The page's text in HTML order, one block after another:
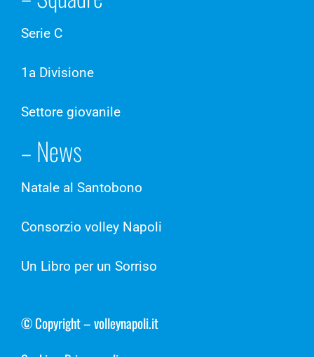
Serie C
1a Divisione
Settore giovanile
– News
Natale al Santobono
Consorzio volley Napoli
Un Libro per un Sorriso
© Copyright – volleynapoli.it